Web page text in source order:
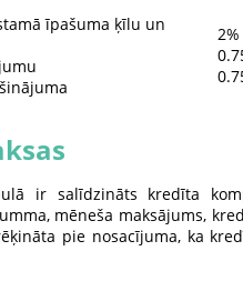
īpašuma ķīlu un
ir salīdzināts kredīta
mēneša maksājums,
pie nosacījuma, ka